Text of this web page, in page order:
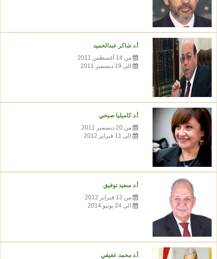
أ.د شاكر عبدالحميد
من 14 أغسطس 2011
الى 19 ديسمبر 2011
أ.د كاميليا صبحي
من 20 ديسمبر 2011
الى 11 فبراير 2012
أ.د سعيد توفيق
من 12 فبراير 2012
الى 24 يونيو 2014
أ.د محمد عفيفي